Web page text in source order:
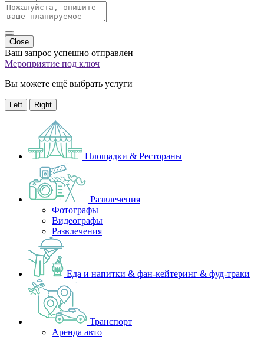
Close
Ваш запрос успешно отправлен
Мероприятие под ключ
Вы можете ещё выбрать услуги
Left Right
Площадки & Рестораны
Развлечения
Фотографы
Видеографы
Развлечения
Еда и напитки & фан-кейтеринг & фуд-траки
Транспорт
Аренда авто